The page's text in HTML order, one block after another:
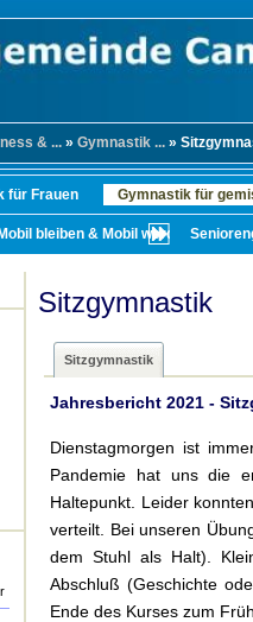
& ... » Gymnastik ... »
für Frauen Gymnastik für
Mobil bleiben & Mobil werden
Sitzgymnastik
Sitzgymnastik
Jahresbericht 2021 -
Dienstagmorgen ist
Pandemie hat uns die
Haltepunkt. Leider
verteilt. Bei unseren
dem Stuhl als Halt).
Abschluß (Geschichte
Ende des Kurses zum